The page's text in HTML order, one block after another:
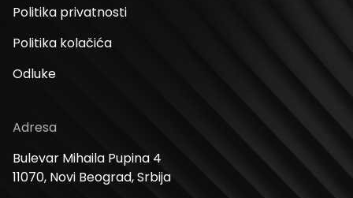
Politika privatnosti
Politika kolačića
Odluke
Adresa
Bulevar Mihaila Pupina 4
11070, Novi Beograd, Srbija